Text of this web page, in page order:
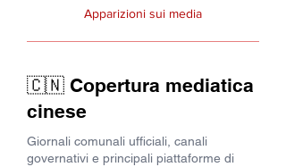
Apparizioni sui media
🇨🇳 Copertura mediatica
cinese
Giornali comunali ufficiali, canali
governativi e principali piattaforme di